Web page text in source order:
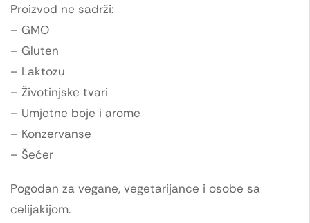
Proizvod ne sadrži:
– GMO
– Gluten
– Laktozu
– Životinjske tvari
– Umjetne boje i arome
– Konzervanse
– Šećer
Pogodan za vegane, vegetarijance i osobe sa
celijakijom.